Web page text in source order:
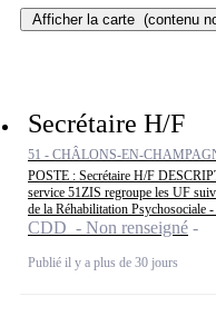
Afficher la carte (contenu
Secrétaire H/F
51 - CHÂLONS-EN-
POSTE : Secrétaire H/F
service 51ZIS regroupe les UF
de la Réhabilitation Psychosociale -
CDD - Non renseigné
Publié il y a plus de 30 jours